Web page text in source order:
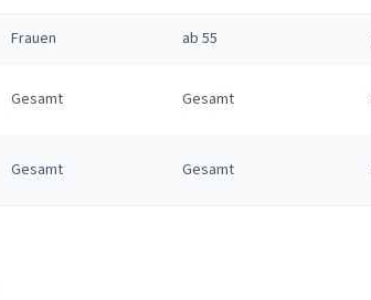
Frauen ab 55
Gesamt Gesamt
Gesamt Gesamt